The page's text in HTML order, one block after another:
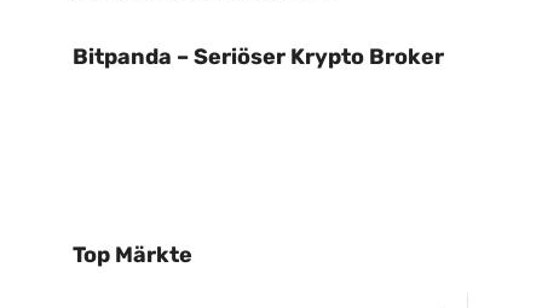
Bitpanda – Seriöser Krypto Broker
Top Märkte